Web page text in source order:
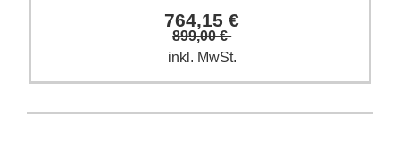
764,15 €
899,00 €
inkl. MwSt.